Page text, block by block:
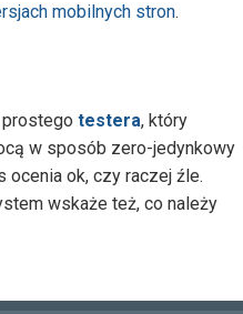
mobilnych stron.
testera, który
w sposób zero-jedynkowy
ocenia ok, czy raczej źle.
wskaże też, co należy